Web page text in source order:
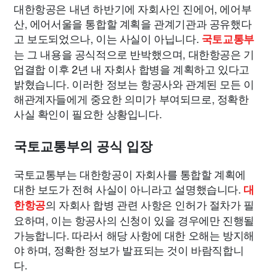
대한항공은 내년 하반기에 자회사인 진에어, 에어부
산, 에어서울을 통합할 계획을 관계기관과 공유했다
고 보도되었으나, 이는 사실이 아닙니다. 국토교통부
는 그 내용을 공식적으로 반박했으며, 대한항공은 기
업결합 이후 2년 내 자회사 합병을 계획하고 있다고
밝혔습니다. 이러한 정보는 항공사와 관계된 모든 이
해관계자들에게 중요한 의미가 부여되므로, 정확한
사실 확인이 필요한 상황입니다.
국토교통부의 공식 입장
국토교통부는 대한항공이 자회사를 통합할 계획에
대한 보도가 전혀 사실이 아니라고 설명했습니다. 대
한항공의 자회사 합병 관련 사항은 인허가 절차가 필
요하며, 이는 항공사의 신청이 있을 경우에만 진행될
가능합니다. 따라서 해당 사항에 대한 오해는 방지해
야 하며, 정확한 정보가 발표되는 것이 바람직합니
다.